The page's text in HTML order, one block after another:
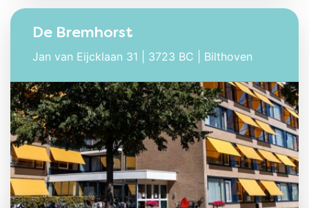
De Bremhorst
Jan van Eijcklaan 31 | 3723 BC | Bilthoven